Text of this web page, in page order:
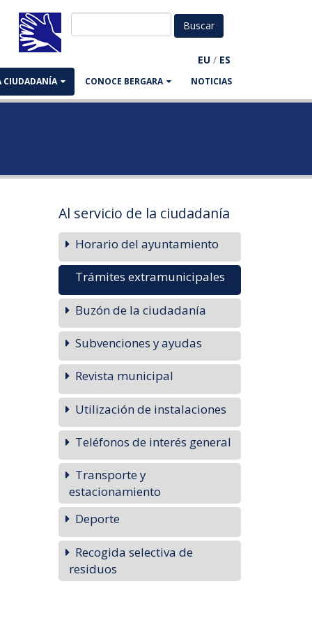
EU / ES
CIUDADANÍA CONOCE BERGARA NOTICIAS
Al servicio de la ciudadanía
Horario del ayuntamiento
Trámites extramunicipales
Buzón de la ciudadanía
Subvenciones y ayudas
Revista municipal
Utilización de instalaciones
Teléfonos de interés general
Transporte y
estacionamiento
Deporte
Recogida selectiva de
residuos